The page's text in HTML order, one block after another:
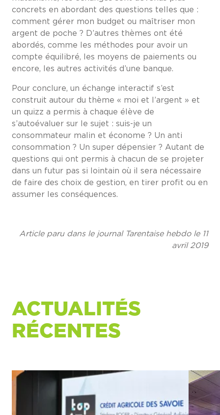
concrets en abordant des questions telles que :
comment gérer mon budget ou maîtriser mon
argent de poche ? D’autres thèmes ont été
abordés, comme les méthodes pour avoir un
compte équilibré, les moyens de paiements ou
encore, les autres activités d’une banque.
Pour conclure, un échange interactif s’est
construit autour du thème « moi et l’argent » et
un quizz a permis à chaque élève de
s’autoévaluer sur le sujet : suis-je un
consommateur malin et économe ? Un anti
consommation ? Un super dépensier ? Autant de
questions qui ont permis à chacun de se projeter
dans un futur pas si lointain où il sera nécessaire
de faire des choix de gestion, en tirer profit ou en
assumer les conséquences.
Article paru dans le journal Tarentaise hebdo le 11
avril 2019
ACTUALITÉS
RÉCENTES